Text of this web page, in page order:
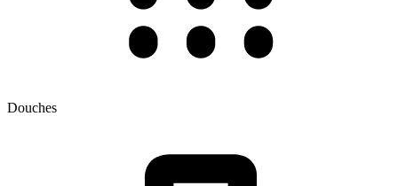
Douches